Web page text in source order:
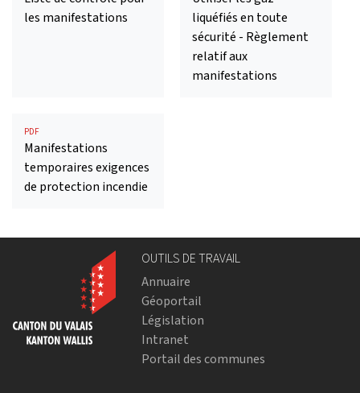
les manifestations
liquéfiés en toute
sécurité - Règlement
relatif aux
manifestations
PDF
Manifestations
temporaires exigences
de protection incendie
OUTILS DE TRAVAIL
Annuaire
Géoportail
Législation
Intranet
Portail des communes